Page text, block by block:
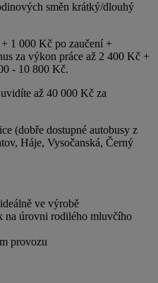
směn krátký/dlouhý
1 000 Kč po zaučení +
za výkon práce až 2 400 Kč +
- 10 800 Kč.
až 40 000 Kč za
(dobře dostupné autobusy z
Háje, Vysočanská, Černý
ve výrobě
na úrovni rodilého mluvčího
provozu